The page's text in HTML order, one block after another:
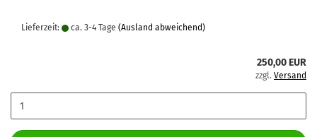
Lieferzeit: ca. 3-4 Tage (Ausland abweichend)
250,00 EUR
zzgl. Versand